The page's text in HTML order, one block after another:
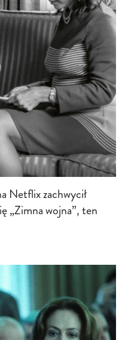
Netflix zachwycił
„Zimna wojna”, ten